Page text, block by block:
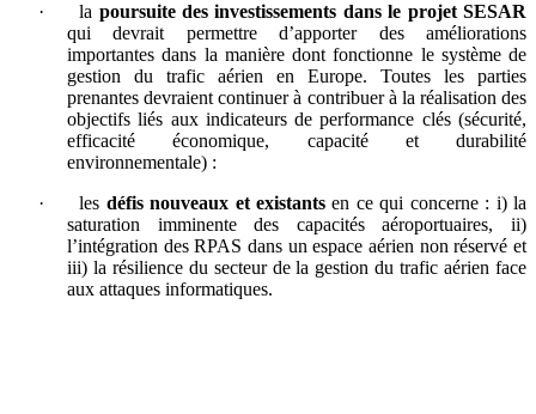
·
la poursuite des investissements dans le projet SESAR
qui devrait permettre d’apporter des améliorations
importantes dans la manière dont fonctionne le système de
gestion du trafic aérien en Europe. Toutes les parties
prenantes devraient continuer à contribuer à la réalisation des
objectifs liés aux indicateurs de performance clés (sécurité,
efficacité économique, capacité et durabilité
environnementale) :
·
les défis nouveaux et existants en ce qui concerne : i) la
saturation imminente des capacités aéroportuaires, ii)
l’intégration des RPAS dans un espace aérien non réservé et
iii) la résilience du secteur de la gestion du trafic aérien face
aux attaques informatiques.